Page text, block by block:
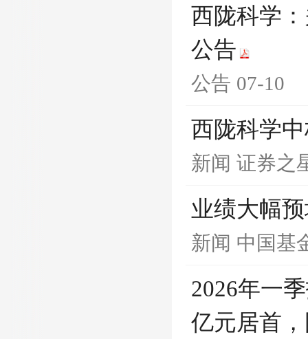
西陇科学
公告
公告 07-10
西陇科学
新闻 证券之
业绩大幅
新闻 中国基
2026年一
亿元居首